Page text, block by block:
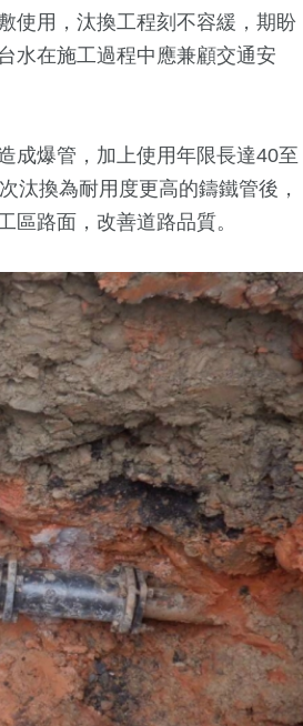
使用，汰換工程刻不容緩，期盼
水在施工過程中應兼顧交通安
成爆管，加上使用年限長達40至
汰換為耐用度更高的鑄鐵管後，
區路面，改善道路品質。